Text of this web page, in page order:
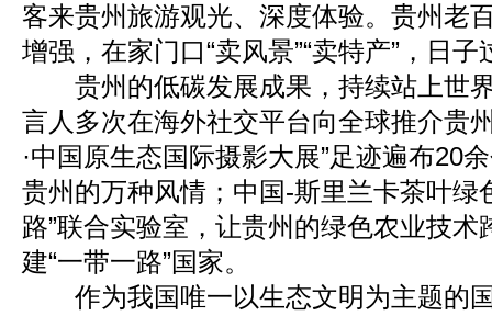
客来贵州旅游观光、深度体验。贵州老
增强，在家门口“卖风景”“卖特产”，日
贵州的低碳发展成果，持续站上世
言人多次在海外社交平台向全球推介贵
·中国原生态国际摄影大展”足迹遍布20
贵州的万种风情；中国-斯里兰卡茶叶绿
路”联合实验室，让贵州的绿色农业技术
建“一带一路”国家。
作为我国唯一以生态文明为主题的